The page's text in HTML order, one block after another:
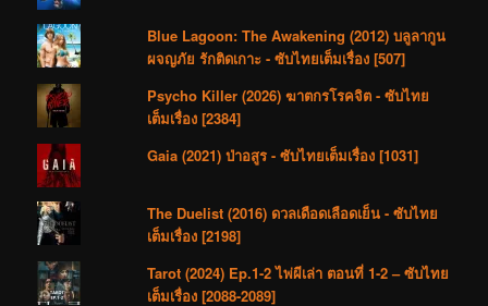
Blue Lagoon: The Awakening (2012) บลูลากูน
ผจญภัย รักติดเกาะ - ซับไทยเต็มเรื่อง [507]
Psycho Killer (2026) ฆาตกรโรคจิต - ซับไทย
เต็มเรื่อง [2384]
Gaia (2021) ป่าอสูร - ซับไทยเต็มเรื่อง [1031]
The Duelist (2016) ดวลเดือดเลือดเย็น - ซับไทย
เต็มเรื่อง [2198]
Tarot (2024) Ep.1-2 ไพ่ผีเล่า ตอนที่ 1-2 – ซับไทย
เต็มเรื่อง [2088-2089]